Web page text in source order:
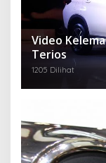
Video
Terios
1205 Dilihat